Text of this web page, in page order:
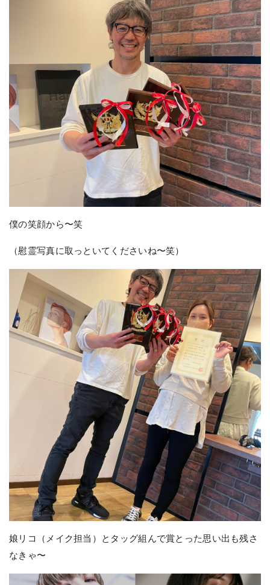
僕の笑顔から〜笑
（慰霊写真に取っといてくださいね〜笑）
娘リコ（メイク担当）とタッグ組んで賞とった思い出も残さ
なきゃ〜